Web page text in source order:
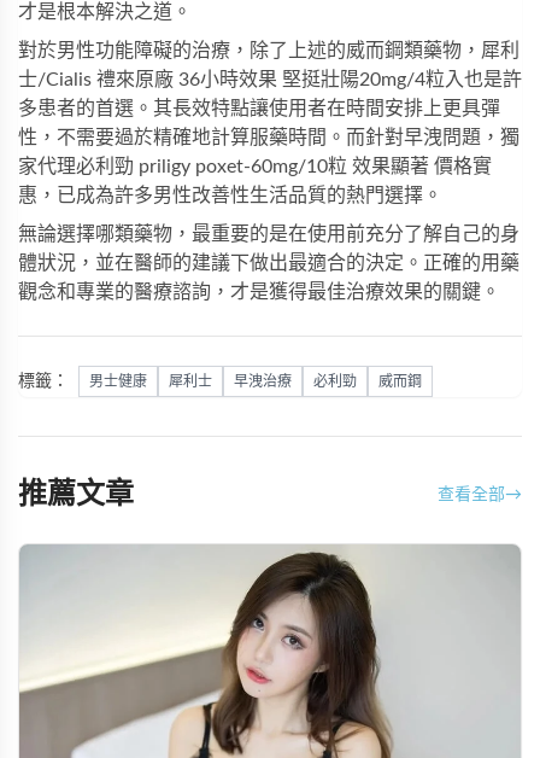
才是根本解決之道。
對於男性功能障礙的治療，除了上述的威而鋼類藥物，犀利
士/Cialis 禮來原廠 36小時效果 堅挺壯陽20mg/4粒入也是許
多患者的首選。其長效特點讓使用者在時間安排上更具彈
性，不需要過於精確地計算服藥時間。而針對早洩問題，獨
家代理必利勁 priligy poxet-60mg/10粒 效果顯著 價格實
惠，已成為許多男性改善性生活品質的熱門選擇。
無論選擇哪類藥物，最重要的是在使用前充分了解自己的身
體狀況，並在醫師的建議下做出最適合的決定。正確的用藥
觀念和專業的醫療諮詢，才是獲得最佳治療效果的關鍵。
標籤： 男士健康 犀利士 早洩治療 必利勁 威而鋼
推薦文章 查看全部→